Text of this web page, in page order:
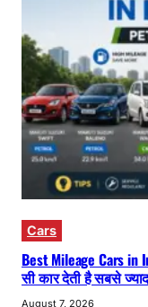
Cars
Best Mileage Cars in
सी कार देती है सबसे
August 7, 2026